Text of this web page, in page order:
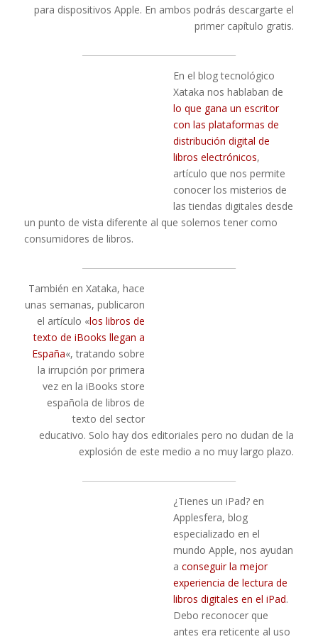
para dispositivos Apple. En ambos podrás descargarte el
primer capítulo gratis.
En el blog tecnológico
Xataka nos hablaban de
lo que gana un escritor
con las plataformas de
distribución digital de
libros electrónicos,
artículo que nos permite
conocer los misterios de
las tiendas digitales desde
un punto de vista diferente al que solemos tener como
consumidores de libros.
También en Xataka, hace
unas semanas, publicaron
el artículo «los libros de
texto de iBooks llegan a
España«, tratando sobre
la irrupción por primera
vez en la iBooks store
española de libros de
texto del sector
educativo. Solo hay dos editoriales pero no dudan de la
explosión de este medio a no muy largo plazo.
¿Tienes un iPad? en
Applesfera, blog
especializado en el
mundo Apple, nos ayudan
a conseguir la mejor
experiencia de lectura de
libros digitales en el iPad.
Debo reconocer que
antes era reticente al uso